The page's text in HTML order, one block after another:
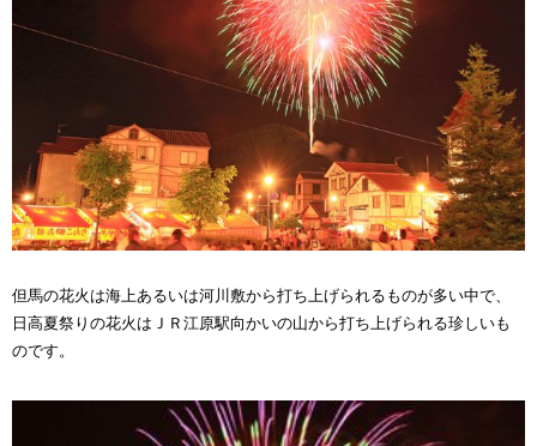
但馬の花火は海上あるいは河川敷から打ち上げられるものが多い中で、
日高夏祭りの花火はＪＲ江原駅向かいの山から打ち上げられる珍しいも
のです。